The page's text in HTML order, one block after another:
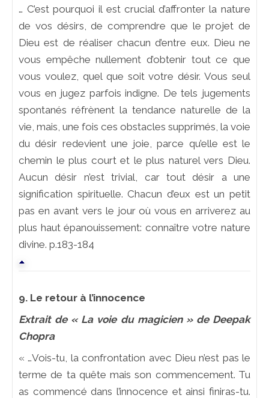
… C’est pourquoi il est crucial d’affronter la nature
de vos désirs, de comprendre que le projet de
Dieu est de réaliser chacun d’entre eux. Dieu ne
vous empêche nullement d’obtenir tout ce que
vous voulez, quel que soit votre désir. Vous seul
vous en jugez parfois indigne. De tels jugements
spontanés réfrènent la tendance naturelle de la
vie, mais, une fois ces obstacles supprimés, la voie
du désir redevient une joie, parce qu’elle est le
chemin le plus court et le plus naturel vers Dieu.
Aucun désir n’est trivial, car tout désir a une
signification spirituelle. Chacun d’eux est un petit
pas en avant vers le jour où vous en arriverez au
plus haut épanouissement: connaître votre nature
divine. p.183-184
9. Le retour à l’innocence
Extrait de « La voie du magicien » de Deepak
Chopra
« …Vois-tu, la confrontation avec Dieu n’est pas le
terme de ta quête mais son commencement. Tu
as commencé dans l’innocence et ainsi finiras-tu.